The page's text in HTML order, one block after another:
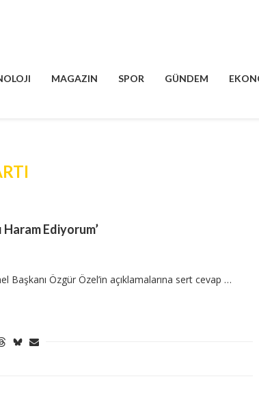
MAGAZIN SPOR GÜNDEM
Haram Ediyorum’
Başkanı Özgür Özel’in açıklamalarına sert cevap …